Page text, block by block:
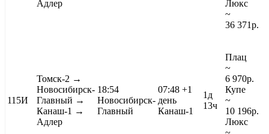
Адлер
Люкс
~
36 371р.
115И
Томск-2 →
Новосибирск-
Главный →
Канаш-1 →
Адлер
18:54
Новосибирск-
Главный
07:48 +1
день
Канаш-1
1д
13ч
Плац
~
6 970р.
Купе
~
10 196р.
Люкс